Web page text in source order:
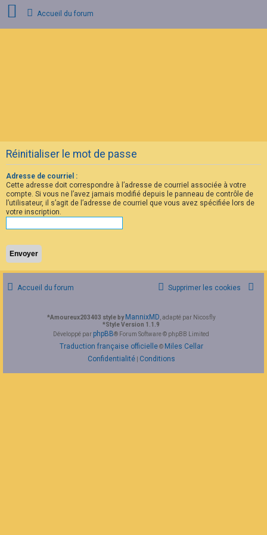
I
s
c
r
i
p
t
n
A
Q
Accueil du forum
Réinitialiser le mot de passe
Adresse de courriel :
Cette adresse doit correspondre à l’adresse de courriel associée à votre
compte. Si vous ne l’avez jamais modifié depuis le panneau de contrôle de
l’utilisateur, il s’agit de l’adresse de courriel que vous avez spécifiée lors de
votre inscription.
Accueil du forum Supprimer les cookies
*Amoureux203403 style by MannixMD, adapté par Nicosfly
*Style Version 1.1.9
Développé par phpBB® Forum Software © phpBB Limited
Traduction française officielle© Miles Cellar
Confidentialité| Conditions